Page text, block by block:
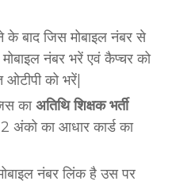
बाद जिस मोबाइल नंबर से
नंबर भरें एवं कैप्चर को
ओटीपीको भरें|
काअतिथि शिक्षक भर्ती
अंको का आधार कार्ड का
नंबर लिंक है उस पर